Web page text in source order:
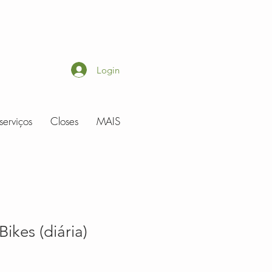
Login
Closes MAIS
(diária)